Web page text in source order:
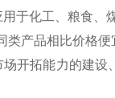
于化工、粮食
产品相比价格便
开拓能力的建